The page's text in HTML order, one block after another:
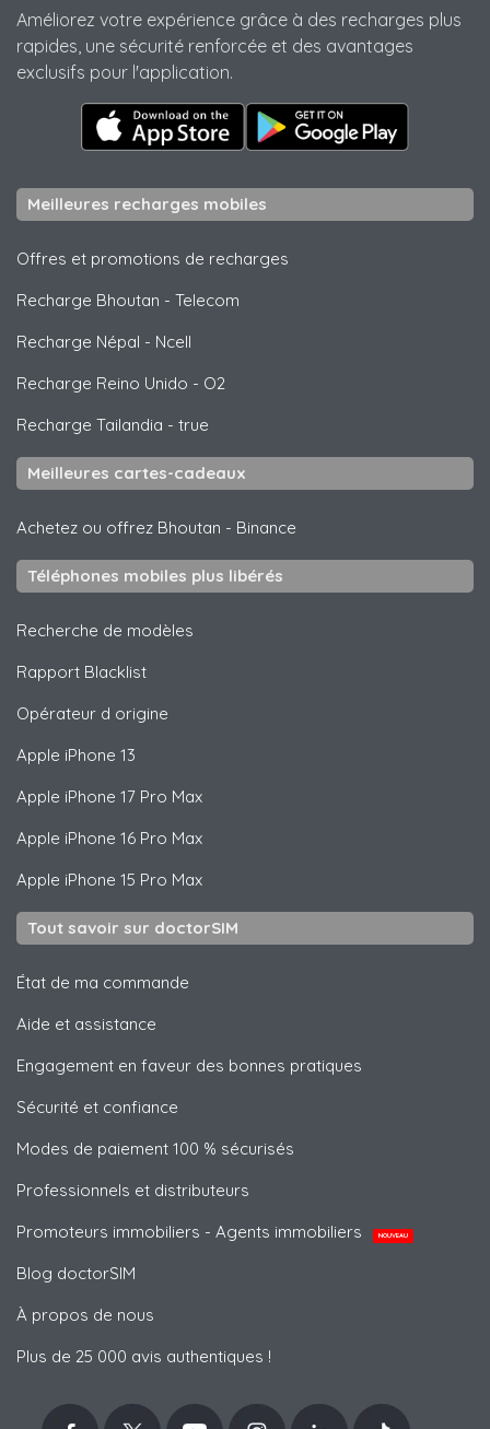
Améliorez votre expérience grâce à des recharges plus
rapides, une sécurité renforcée et des avantages
exclusifs pour l'application.
Meilleures recharges mobiles
Offres et promotions de recharges
Recharge Bhoutan - Telecom
Recharge Népal - Ncell
Recharge Reino Unido - O2
Recharge Tailandia - true
Meilleures cartes-cadeaux
Achetez ou offrez Bhoutan - Binance
Téléphones mobiles plus libérés
Recherche de modèles
Rapport Blacklist
Opérateur d origine
Apple iPhone 13
Apple iPhone 17 Pro Max
Apple iPhone 16 Pro Max
Apple iPhone 15 Pro Max
Tout savoir sur doctorSIM
État de ma commande
Aide et assistance
Engagement en faveur des bonnes pratiques
Sécurité et confiance
Modes de paiement 100 % sécurisés
Professionnels et distributeurs
Promoteurs immobiliers - Agents immobiliers
NOUVEAU
Blog doctorSIM
À propos de nous
Plus de 25 000 avis authentiques !